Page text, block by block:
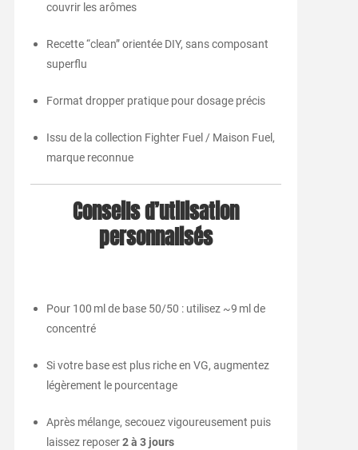
couvrir les arômes
Recette “clean” orientée DIY, sans composant
superflu
Format dropper pratique pour dosage précis
Issu de la collection Fighter Fuel / Maison Fuel,
marque reconnue
Conseils d’utilisation
personnalisés
Pour 100 ml de base 50/50 : utilisez ~9 ml de
concentré
Si votre base est plus riche en VG, augmentez
légèrement le pourcentage
Après mélange, secouez vigoureusement puis
laissez reposer2 à 3 jours